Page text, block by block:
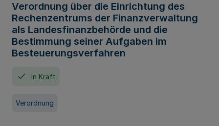
Verordnung über die Einrichtung des
Rechenzentrums der Finanzverwaltung
als Landesfinanzbehörde und die
Bestimmung seiner Aufgaben im
Besteuerungsverfahren
In Kraft
Verordnung